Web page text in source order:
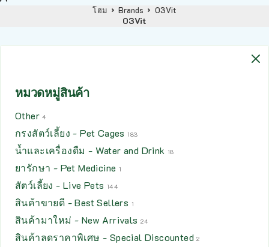
โฮม Brands O3Vit
O3Vit
หมวดหมู่สินค้า
Other 4
กรงสัตว์เลี้ยง - Pet Cages 183
น้ำและเครื่องดืม - Water and Drink 18
ยารักษา - Pet Medicine 1
สัตว์เลี้ยง - Live Pets 144
สินค้าขายดี - Best Sellers 1
สินค้ามาใหม่ - New Arrivals 24
สินค้าลดราคาพิเศษ - Special Discounted 2